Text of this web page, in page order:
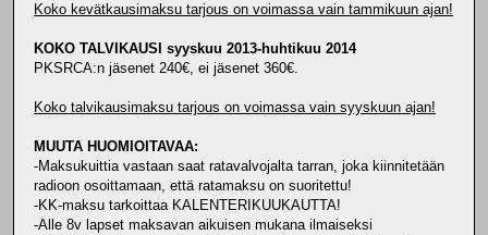
Koko kevätkausimaksu tarjous on voimassa vain tammikuun ajan!
KOKO TALVIKAUSI syyskuu 2013-huhtikuu 2014
PKSRCA:n jäsenet 240€, ei jäsenet 360€.
Koko talvikausimaksu tarjous on voimassa vain syyskuun ajan!
MUUTA HUOMIOITAVAA:
-Maksukuittia vastaan saat ratavalvojalta tarran, joka kiinnitetään
radioon osoittamaan, että ratamaksu on suoritettu!
-KK-maksu tarkoittaa KALENTERIKUUKAUTTA!
-Alle 8v lapset maksavan aikuisen mukana ilmaiseksi